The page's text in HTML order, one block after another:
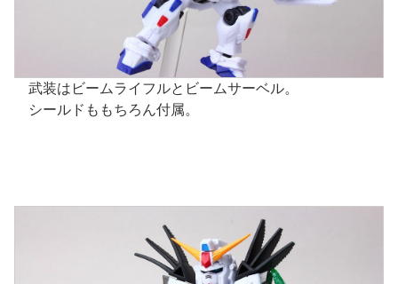
武装はビームライフルとビームサーベル。
シールドももちろん付属。